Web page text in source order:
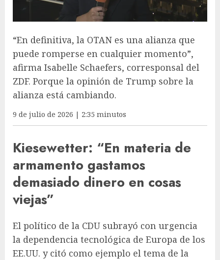
“En definitiva, la OTAN es una alianza que
puede romperse en cualquier momento”,
afirma Isabelle Schaefers, corresponsal del
ZDF. Porque la opinión de Trump sobre la
alianza está cambiando.
9 de julio de 2026 | 2:35 minutos
Kiesewetter: “En materia de
armamento gastamos
demasiado dinero en cosas
viejas”
El político de la CDU subrayó con urgencia
la dependencia tecnológica de Europa de los
EE.UU. y citó como ejemplo el tema de la